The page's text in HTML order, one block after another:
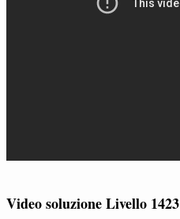
Video soluzione Livello